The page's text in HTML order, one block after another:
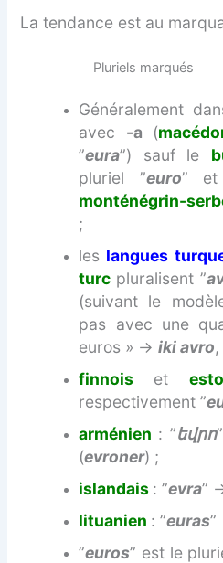
La tendance est au
Pluriels marqués
Généralement
avec -a (
”eura”) sauf le
pluriel ”euro”
monténégrin-
;
les langues
turc pluralisent ”
(suivant le
pas avec une
euros » →ikiavro
finnois
et
respectivement ”
arménien : ”եվրո
(evroner) ;
islandais : ”evra”
lituanien : ”euras”
”euros” est le